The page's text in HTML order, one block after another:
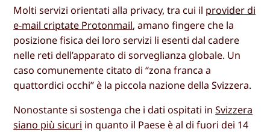
Molti servizi orientati alla privacy, tra cui il provider di
e-mail criptate Protonmail, amano fingere che la
posizione fisica dei loro servizi li esenti dal cadere
nelle reti dell’apparato di sorveglianza globale. Un
caso comunemente citato di “zona franca a
quattordici occhi” è la piccola nazione della Svizzera.
Nonostante si sostenga che i dati ospitati inSvizzera
siano più sicuri in quanto il Paese è al di fuori dei 14